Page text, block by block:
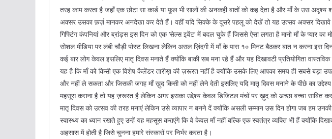
तरह काम करता है जहाँ एक छोटा सा कार्ड या फ़ूल भी सालों की अनकही बातों को कह देता है और माँ के उस अदृश्य
अक्सर उसका फ़र्ज़ मानकर अनदेखा कर देते हैं। वहीं यदि सिक्के के दूसरे पहलू को देखें तो यह उत्सव अक्सर
गिफ्टिंग कंपनियां और ब्रांड्स इस दिन को एक ‘सेल्स इवेंट’ में बदल चुके हैं जिससे ऐसा लगता है मानो माँ के प्यार का
सोशल मीडिया पर लंबी चौड़ी पोस्ट लिखना लेकिन असल ज़िंदगी में माँ के पास १० मिनट बैठकर बात न करना इस
कई बार लोग केवल इसलिए मातृ दिवस मनाते हैं क्योंकि बाकी सब मना रहे हैं और यह दिखावटी प्रतियोगिता
यह है कि माँ को किसी एक विशेष कैलेंडर तारीख़ की ज़रूरत नहीं है क्योंकि उसके लिए आपका समय ही सबसे बड़ा
और नहीं ले सकता और जिसकी जगह माँ ख़ुद किसी को नहीं लेने देती इसलिए यदि मातृ दिवस मनाने के पीछे का
महसूस कराना है तो यह ज़रूरत है लेकिन अगर इसका उद्देश्य केवल डिजिटल मंचों पर ख़ुद को अच्छा बच्चा साबित
मातृ दिवस को उत्सव की तरह मनाएं लेकिन उसे व्यापार न बनने दें क्योंकि असली सम्मान उस दिन होगा जब हम
स्वास्थ्य का ध्यान रखते हुए उन्हें यह महसूस कराएंगे कि वे केवल माँ नहीं बल्कि एक स्वतंत्र व्यक्ति भी हैं क्योंकि
अहसास में होती है जिसे चुनना हमारे संस्कारों पर निर्भर करता है।